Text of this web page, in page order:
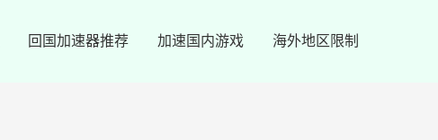
回国加速器推荐 加速国内游戏 海外地区限制